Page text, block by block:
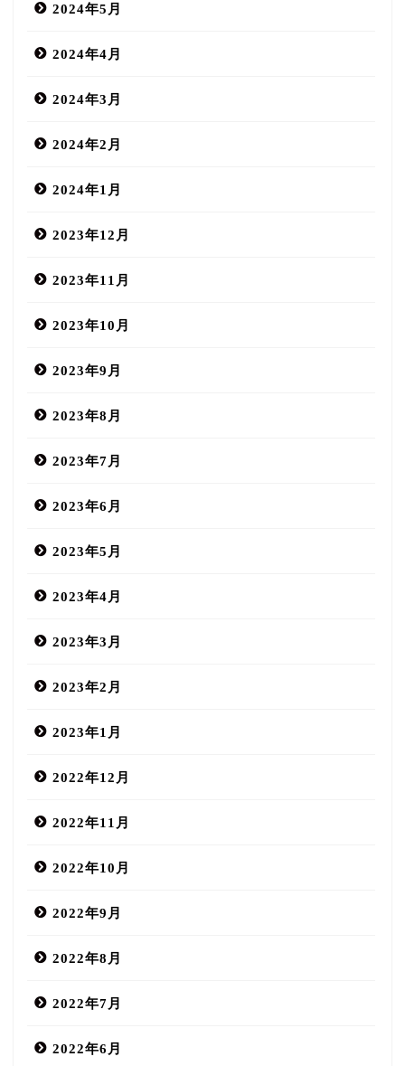
2024年5月
2024年4月
2024年3月
2024年2月
2024年1月
2023年12月
2023年11月
2023年10月
2023年9月
2023年8月
2023年7月
2023年6月
2023年5月
2023年4月
2023年3月
2023年2月
2023年1月
2022年12月
2022年11月
2022年10月
2022年9月
2022年8月
2022年7月
2022年6月